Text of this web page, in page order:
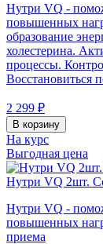
Нутри VQ -
повышенных
образование
холестерина.
процессы.
Восстановиться
2 299 ₽
В корзину
На курс
Выгодная цена
Нутри VQ 2шт.
Нутри VQ -
повышенных
приема